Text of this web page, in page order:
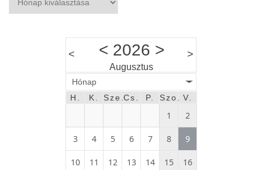
< < 2026 >
Augusztus
>
Hónap
H.
K. Sze.Cs. P. Szo. V.
1 2
3 4 5 6 7 8 9
10 11 12 13 14 15 16